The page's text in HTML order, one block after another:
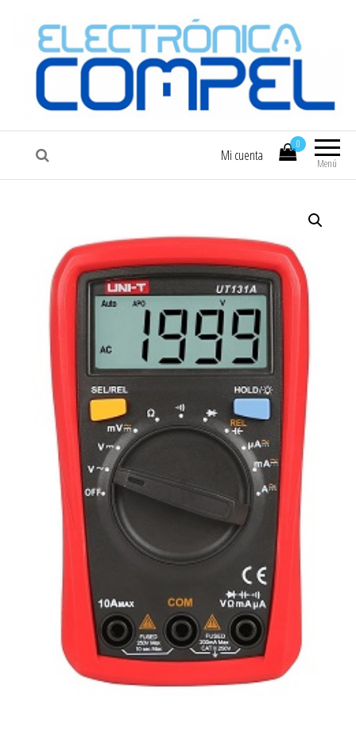
COMPEL Electrónica COMPEL
Menú
0
Mi cuenta